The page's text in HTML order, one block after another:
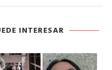
INTERESAR